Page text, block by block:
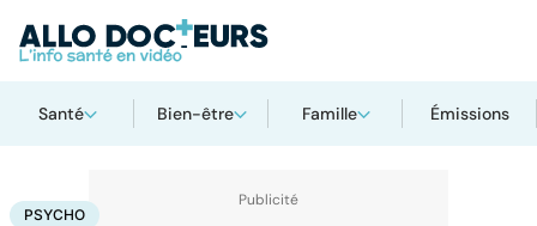
Santé Bien-être Famille Émissions
AccueilBien-être
PSYCHO